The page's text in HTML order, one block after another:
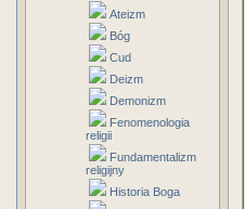
Ateizm
Bóg
Cud
Deizm
Demonizm
Fenomenologia
religii
Fundamentalizm
religijny
Historia Boga